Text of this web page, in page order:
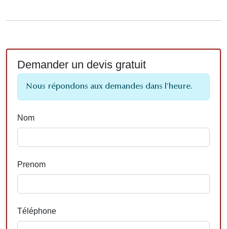
Demander un devis gratuit
Nous répondons aux demandes dans l'heure.
Nom
Prenom
Téléphone